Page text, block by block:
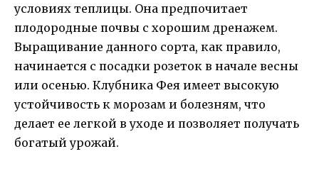
условиях теплицы. Она предпочитает
плодородные почвы с хорошим дренажем.
Выращивание данного сорта, как правило,
начинается с посадки розеток в начале весны
или осенью. Клубника Фея имеет высокую
устойчивость к морозам и болезням, что
делает ее легкой в уходе и позволяет получать
богатый урожай.